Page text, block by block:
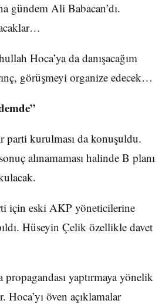
gündem Ali Babacan’dı.
Hoca’ya da danışacağım
görüşmeyi organize edecek…
parti kurulması da konuşuldu.
alınamaması halinde B planı
için eski AKP yöneticilerine
Hüseyin Çelik özellikle davet
yaptırmaya yönelik
Hoca’yı öven açıklamalar